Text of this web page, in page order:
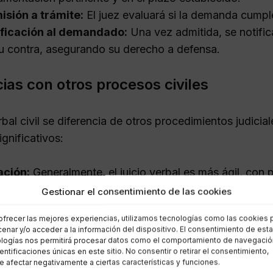
Gestionar el consentimiento de las cookies
las mejores experiencias, utilizamos tecnologías como las cookies
y/o acceder a la información del dispositivo. El consentimiento de
nos permitirá procesar datos como el comportamiento de
únicas en este sitio. No consentir o retirar el consentimiento,
afectar negativamente a ciertas características y funciones.
a trámite: El juez evaluará si la demanda
al demandado: Una vez admitida, se
contra, asegurando su derecho a defensa.
con otros procesos civiles
civil se diferencia de otros procedimientos
Generalmente, el juicio verbal es más ágil, con
demanda hasta la sentencia.
Se aplica solo a litigios de menor cuantía, a
casos más complejos.
Menos formalidades hacen que el proceso